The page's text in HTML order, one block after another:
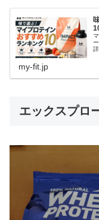
my-fit.jp
エックスプロ